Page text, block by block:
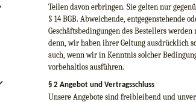
Teilen davon erbringen. Sie gelten nur
§ 14 BGB. Abweichende, entgegenstehende
Geschäftsbedingungen des Bestellers
denn, wir haben ihrer Geltung ausdrücklich
auch, wenn wir in Kenntnis solcher
vorbehaltlos ausführen.
§ 2 Angebot und Vertragsschluss
Unsere Angebote sind freibleibend und